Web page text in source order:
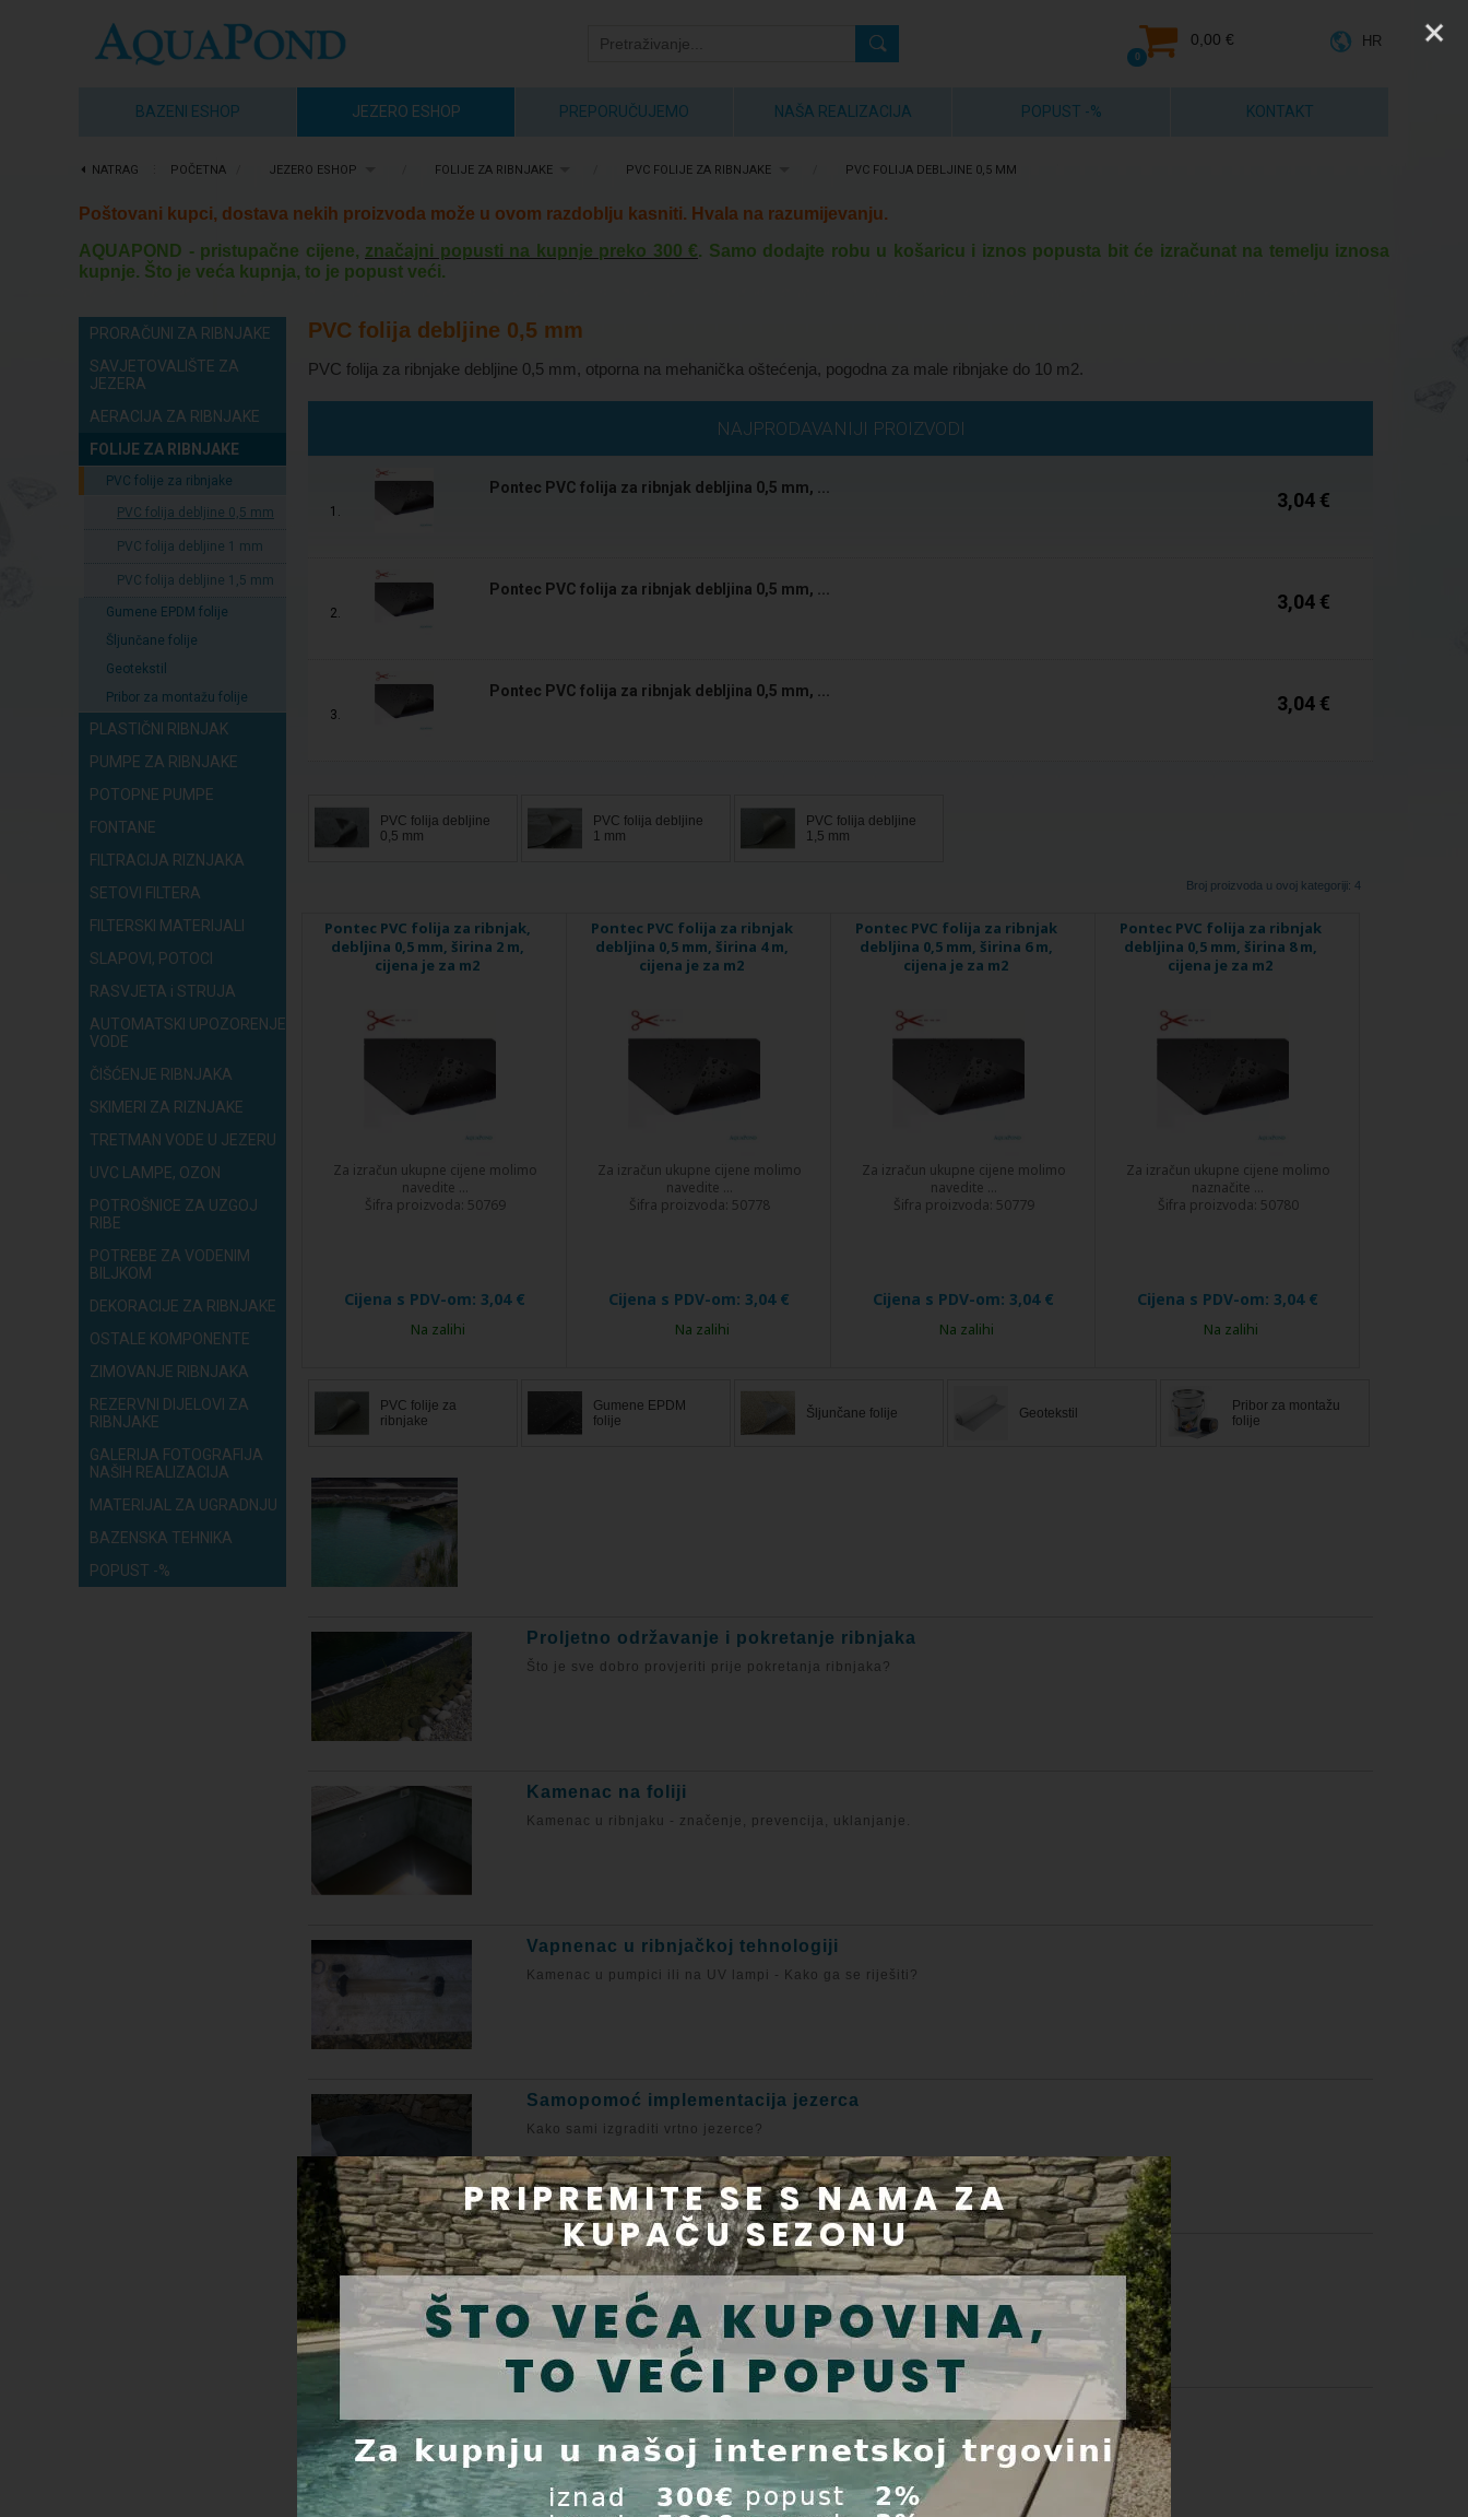
0,00 €
0
HR
BAZENI ESHOP JEZERO ESHOP PREPORUČUJEMO NAŠA REALIZACIJA POPUST -% KONTAKT
NATRAG POČETNA JEZERO ESHOP FOLIJE ZA RIBNJAKE PVC FOLIJE ZA RIBNJAKE PVC FOLIJA DEBLJINE 0,5 MM
Poštovani kupci, dostava nekih proizvoda može u ovom razdoblju kasniti. Hvala na razumijevanju.
AQUAPOND - pristupačne cijene, značajni popusti na kupnje preko 300 €. Samo dodajte robu u košaricu i iznos popusta bit će izračunat na temelju iznosa
kupnje. Što je veća kupnja, to je popust veći.
PRORAČUNI ZA RIBNJAKE
SAVJETOVALIŠTE ZA
JEZERA
AERACIJA ZA RIBNJAKE
FOLIJE ZA RIBNJAKE
PVC folije za ribnjake
PVC folija debljine 0,5 mm
PVC folija debljine 1 mm
PVC folija debljine 1,5 mm
Gumene EPDM folije
Šljunčane folije
Geotekstil
Pribor za montažu folije
PLASTIČNI RIBNJAK
PUMPE ZA RIBNJAKE
POTOPNE PUMPE
FONTANE
FILTRACIJA RIZNJAKA
SETOVI FILTERA
FILTERSKI MATERIJALI
SLAPOVI, POTOCI
RASVJETA i STRUJA
AUTOMATSKI UPOZORENJE
VODE
ČIŠĆENJE RIBNJAKA
SKIMERI ZA RIZNJAKE
TRETMAN VODE U JEZERU
UVC LAMPE, OZON
POTROŠNICE ZA UZGOJ
RIBE
POTREBE ZA VODENIM
BILJKOM
DEKORACIJE ZA RIBNJAKE
OSTALE KOMPONENTE
ZIMOVANJE RIBNJAKA
REZERVNI DIJELOVI ZA
RIBNJAKE
GALERIJA FOTOGRAFIJA
NAŠIH REALIZACIJA
MATERIJAL ZA UGRADNJU
BAZENSKA TEHNIKA
POPUST -%
PVC folija debljine 0,5 mm
PVC folija za ribnjake debljine 0,5 mm, otporna na mehanička oštećenja, pogodna za male ribnjake do 10 m2.
NAJPRODAVANIJI PROIZVODI
1.
Pontec PVC folija za ribnjak debljina 0,5 mm, ...
3,04 €
2.
Pontec PVC folija za ribnjak debljina 0,5 mm, ...
3,04 €
3.
Pontec PVC folija za ribnjak debljina 0,5 mm, ...
3,04 €
PVC folija debljine
0,5 mm
PVC folija debljine
1 mm
PVC folija debljine
1,5 mm
Broj proizvoda u ovoj kategoriji: 4
Pontec PVC folija za ribnjak,
debljina 0,5 mm, širina 2 m,
cijena je za m2
Za izračun ukupne cijene molimo
navedite ...
Šifra proizvoda: 50769
Cijena s PDV-om: 3,04 €
Na zalihi
Pontec PVC folija za ribnjak
debljina 0,5 mm, širina 4 m,
cijena je za m2
Za izračun ukupne cijene molimo
navedite ...
Šifra proizvoda: 50778
Cijena s PDV-om: 3,04 €
Na zalihi
Pontec PVC folija za ribnjak
debljina 0,5 mm, širina 6 m,
cijena je za m2
Za izračun ukupne cijene molimo
navedite ...
Šifra proizvoda: 50779
Cijena s PDV-om: 3,04 €
Na zalihi
Pontec PVC folija za ribnjak
debljina 0,5 mm, širina 8 m,
cijena je za m2
Za izračun ukupne cijene molimo
naznačite ...
Šifra proizvoda: 50780
Cijena s PDV-om: 3,04 €
Na zalihi
PVC folije za
ribnjake
Gumene EPDM
folije
Šljunčane folije Geotekstil
Pribor za montažu
folije
Proljetno održavanje i pokretanje ribnjaka
Što je sve dobro provjeriti prije pokretanja ribnjaka?
Kamenac na foliji
Kamenac u ribnjaku - značenje, prevencija, uklanjanje.
Vapnenac u ribnjačkoj tehnologiji
Kamenac u pumpici ili na UV lampi - Kako ga se riješiti?
Samopomoć implementacija jezerca
Kako sami izgraditi vrtno jezerce?